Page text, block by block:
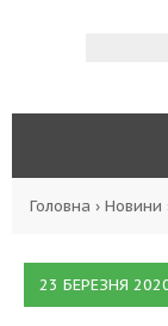
Головна › Новини
23 БЕРЕЗНЯ